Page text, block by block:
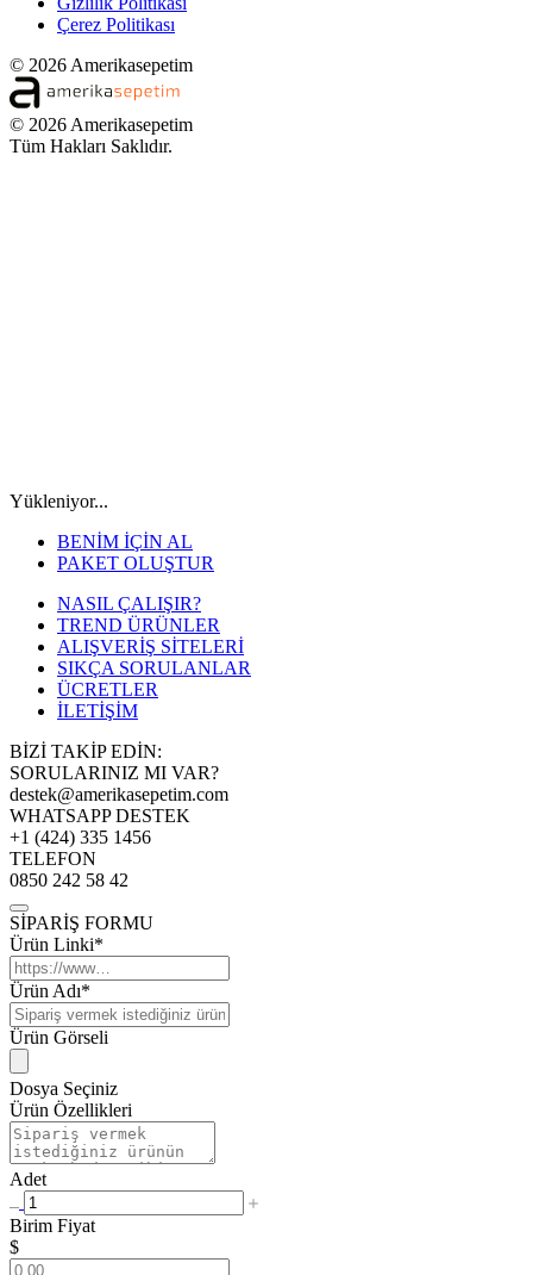
Çerez Politikası
© 2026 Amerikasepetim
© 2026 Amerikasepetim
Tüm Hakları Saklıdır.
Yükleniyor...
BENİM İÇİN AL
PAKET OLUŞTUR
NASIL ÇALIŞIR?
TREND ÜRÜNLER
ALIŞVERİŞ SİTELERİ
SIKÇA SORULANLAR
ÜCRETLER
İLETİŞİM
BİZİ TAKİP EDİN:
SORULARINIZ MI VAR?
destek@amerikasepetim.com
WHATSAPP DESTEK
+1 (424) 335 1456
TELEFON
0850 242 58 42
SİPARİŞ FORMU
Ürün Linki*
Ürün Adı*
Ürün Görseli
Dosya Seçiniz
Ürün Özellikleri
Adet
Birim Fiyat
$